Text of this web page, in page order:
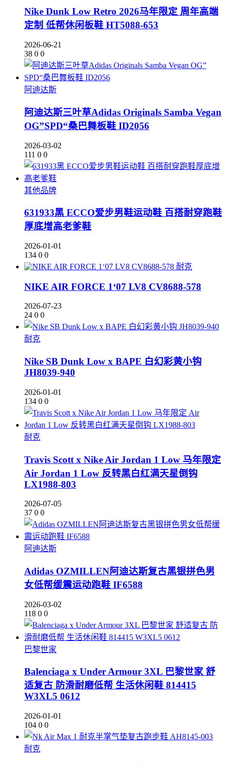
Nike Dunk Low Retro 2026马年限定 周年高端
定制 低帮休闲板鞋 HT5088-653
2026-06-21
38 0 0
阿迪达斯
阿迪达斯三叶草Adidas Originals Samba Vegan
OG”SPD“桑巴舞板鞋 ID2056
2026-03-02
111 0 0
其他品牌
631933黑 ECCO爱步男鞋运动鞋 百搭耐穿跑鞋
厚底增高老爹鞋
2026-01-01
134 0 0
耐克
NIKE AIR FORCE 1‘07 LV8 CV8688-578
2026-07-23
24 0 0
耐克
Nike SB Dunk Low x BAPE 白幻彩黄小钩
JH8039-940
2026-01-01
134 0 0
耐克
Travis Scott x Nike Air Jordan 1 Low 马年限定
Air Jordan 1 Low 反转黑白红满天星倒钩
LX1988-803
2026-07-05
37 0 0
阿迪达斯
Adidas OZMILLEN阿迪达斯复古黑银拼色男
女低帮缓震运动跑鞋 IF6588
2026-03-02
118 0 0
巴黎世家
Balenciaga x Under Armour 3XL 巴黎世家 舒
适复古 防滑耐磨低帮 生活休闲鞋 814415
W3XL5 0612
2026-01-01
104 0 0
耐克